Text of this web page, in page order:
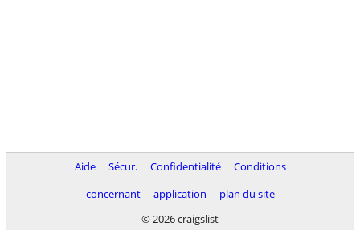
Aide Sécur. Confidentialité
Conditions
concernant
application
plan du site
© 2026 craigslist